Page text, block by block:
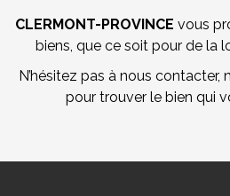
CLERMONT-PROVINCE vous
biens, que ce soit pour de la
N’hésitez pas à nous
pour trouver le bien qui